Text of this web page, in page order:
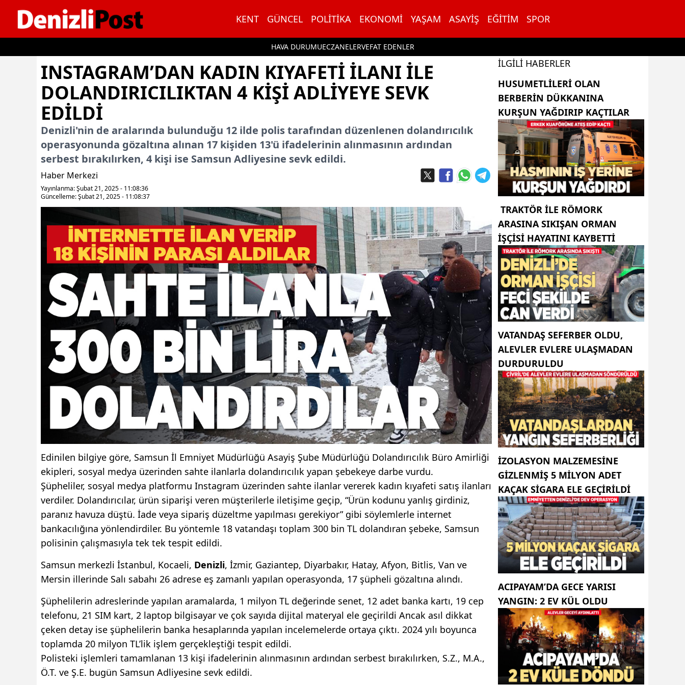
KENT GÜNCEL POLITIKA EKONOMI YAŞAM ASAYIŞ EĞITIM SPOR
HAVA DURUMUECZANELERVEFAT EDENLER
INSTAGRAM’DAN KADIN KIYAFETI ILANI ILE
DOLANDIRICILIKTAN 4 KIŞI ADLIYEYE SEVK
EDILDI
Denizli'nin de aralarında bulunduğu 12 ilde polis tarafından düzenlenen dolandırıcılık
operasyonunda gözaltına alınan 17 kişiden 13'ü ifadelerinin alınmasının ardından
serbest bırakılırken, 4 kişi ise Samsun Adliyesine sevk edildi.
Haber Merkezi
Yayınlanma: Şubat 21, 2025 - 11:08:36
Güncelleme: Şubat 21, 2025 - 11:08:37
Edinilen bilgiye göre, Samsun İl Emniyet Müdürlüğü Asayiş Şube Müdürlüğü Dolandırıcılık Büro Amirliği
ekipleri, sosyal medya üzerinden sahte ilanlarla dolandırıcılık yapan şebekeye darbe vurdu.
Şüpheliler, sosyal medya platformu Instagram üzerinden sahte ilanlar vererek kadın kıyafeti satış ilanları
verdiler. Dolandırıcılar, ürün siparişi veren müşterilerle iletişime geçip, “Ürün kodunu yanlış girdiniz,
paranız havuza düştü. İade veya sipariş düzeltme yapılması gerekiyor” gibi söylemlerle internet
bankacılığına yönlendirdiler. Bu yöntemle 18 vatandaşı toplam 300 bin TL dolandıran şebeke, Samsun
polisinin çalışmasıyla tek tek tespit edildi.
Samsun merkezli İstanbul, Kocaeli, Denizli, İzmir, Gaziantep, Diyarbakır, Hatay, Afyon, Bitlis, Van ve
Mersin illerinde Salı sabahı 26 adrese eş zamanlı yapılan operasyonda, 17 şüpheli gözaltına alındı.
Şüphelilerin adreslerinde yapılan aramalarda, 1 milyon TL değerinde senet, 12 adet banka kartı, 19 cep
telefonu, 21 SIM kart, 2 laptop bilgisayar ve çok sayıda dijital materyal ele geçirildi Ancak asıl dikkat
çeken detay ise şüphelilerin banka hesaplarında yapılan incelemelerde ortaya çıktı. 2024 yılı boyunca
toplamda 20 milyon TL’lik işlem gerçekleştiği tespit edildi.
Polisteki işlemleri tamamlanan 13 kişi ifadelerinin alınmasının ardından serbest bırakılırken, S.Z., M.A.,
Ö.T. ve Ş.E. bugün Samsun Adliyesine sevk edildi.
İLGILI HABERLER
HUSUMETLILERI OLAN
BERBERIN DÜKKANINA
KURŞUN YAĞDIRIP KAÇTILAR
TRAKTÖR ILE RÖMORK
ARASINA SIKIŞAN ORMAN
IŞÇISI HAYATINI KAYBETTI
VATANDAŞ SEFERBER OLDU,
ALEVLER EVLERE ULAŞMADAN
DURDURULDU
İZOLASYON MALZEMESINE
GIZLENMIŞ 5 MILYON ADET
KAÇAK SIGARA ELE GEÇIRILDI
ACIPAYAM’DA GECE YARISI
YANGIN: 2 EV KÜL OLDU